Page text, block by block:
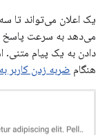
یک اعلان می‌تواند تا
می‌دهد به سرعت پاسخ
دادن به یک پیام متنی.
هنگام ضربه زدن کاربر